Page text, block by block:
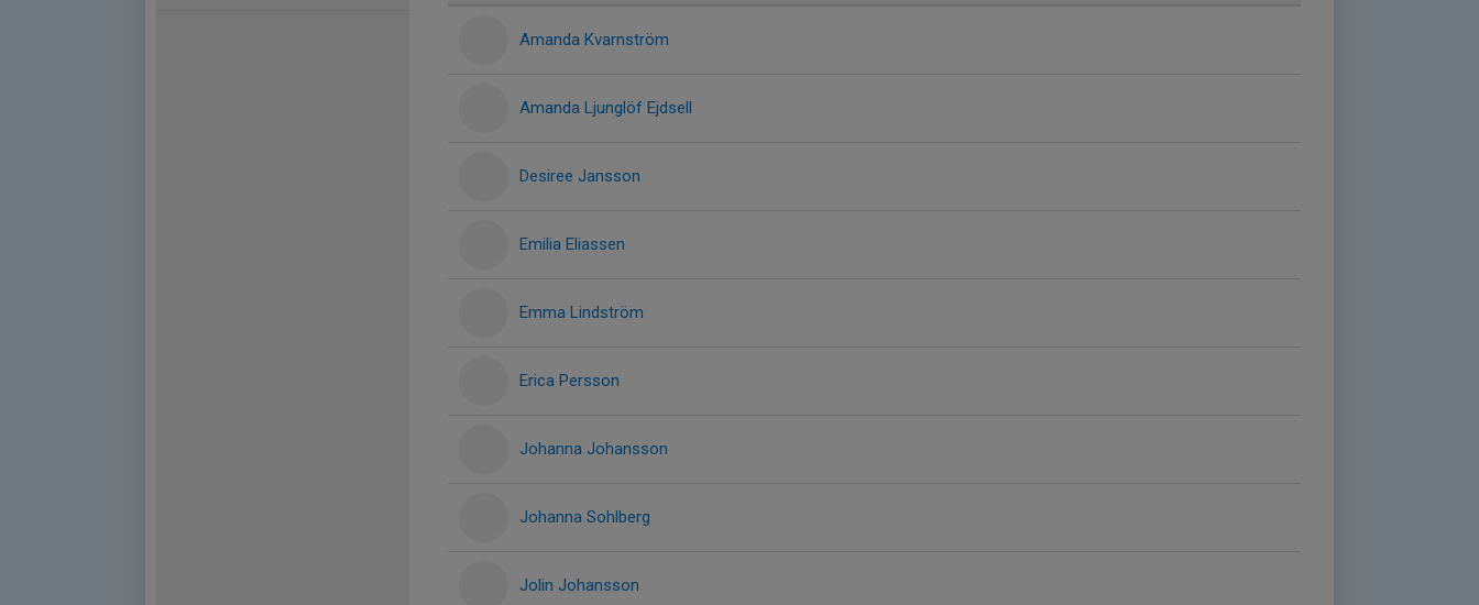
Amanda Kvarnström
Amanda Ljunglöf Ejdsell
Desiree Jansson
Emilia Eliassen
Emma Lindström
Erica Persson
Johanna Johansson
Johanna Sohlberg
Jolin Johansson